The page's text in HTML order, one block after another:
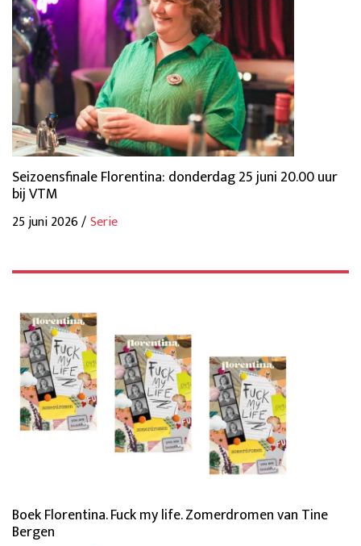
Seizoensfinale Florentina: donderdag 25 juni 20.00 uur
bij VTM
25 juni 2026 /Serie
Boek Florentina. Fuck my life. Zomerdromen van Tine
Bergen